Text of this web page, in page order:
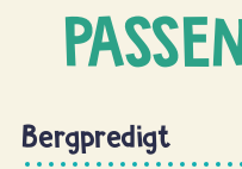
Bergpredigt